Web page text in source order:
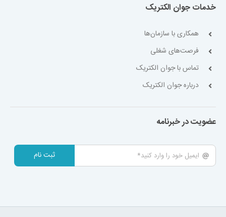
خدمات جوان الکتریک
همکاری با سازمان‌ها
فرصت‌های شغلی
تماس با جوان الکتریک
درباره جوان الکتریک
عضویت در خبرنامه
ثبت نام